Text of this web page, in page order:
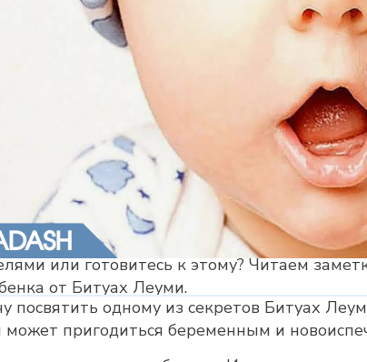
или готовитесь к этому? Читаем
от Битуах Леуми.
посвятить одному из секретов Битуах
может пригодиться беременным и